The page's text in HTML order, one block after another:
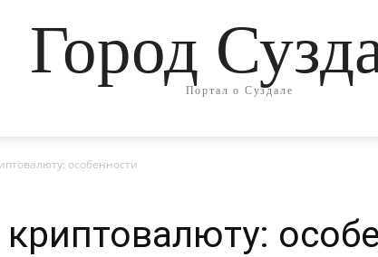
Город
Портал о Суздале
особенности